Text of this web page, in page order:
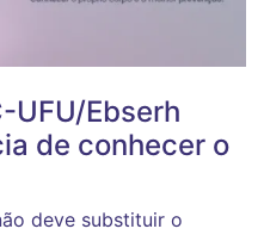
UFU/Ebserh
de conhecer o
deve substituir o